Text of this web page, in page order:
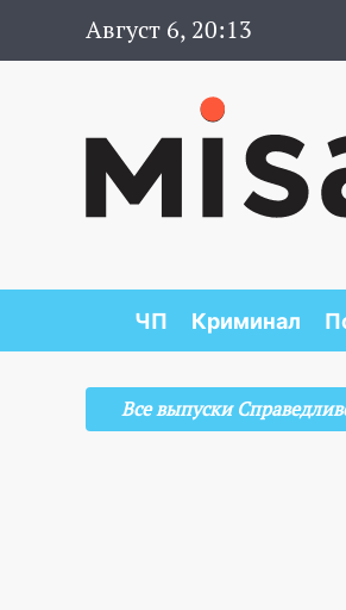
Август 6, 20:13
ЧП Криминал
Все выпуски